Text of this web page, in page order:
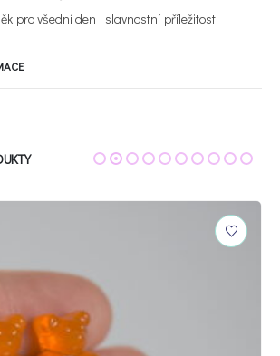
pro všední den i slavnostní příležitosti